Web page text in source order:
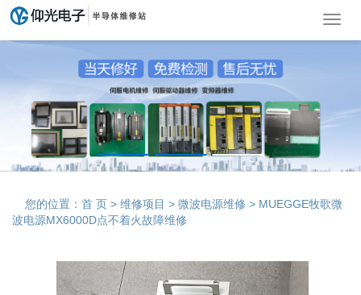
导
您的位置： 首 页 > 维修项目 > 微波电源维修 > MUEGGE牧歌微
波电源MX6000D点不着火故障维修